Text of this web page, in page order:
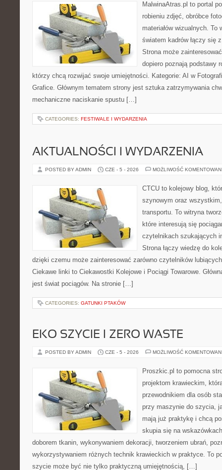
MalwinaAtras.pl to portal
robieniu zdjęć, obróbce
materiałów wizualnych.
światem kadrów łączy się
Strona może
dopiero poznają podstawy
którzy chcą rozwijać swoje umiejętności. Kategorie: AI w
Grafice. Głównym tematem strony jest sztuka zatrzymywania
mechaniczne naciskanie spustu […]
CATEGORIES: FESTIWALE I WYDARZENIA
AKTUALNOŚCI I WYDARZENIA
POSTED BY ADMIN CZE - 5 - 2026 MOŻLIWOŚĆ
CTCU to kolejowy blog,
szynowym oraz
transportu. To witryna
które interesują się
czytelnikach szukających
Strona łączy wiedzę do
dzięki czemu może zainteresować zarówno czytelników
Ciekawe linki to Ciekawostki Kolejowe i Pociągi Towarowe.
jest świat pociągów. Na stronie […]
CATEGORIES: GATUNKI PTAKÓW
EKO SZYCIE I ZERO WASTE
POSTED BY ADMIN CZE - 5 - 2026 MOŻLIWOŚĆ
Proszkic.pl to pomocna
projektom krawieckim,
przewodnikiem dla osób
przy maszynie do szycia,
mają już praktykę i chcą
skupia się na
doborem tkanin, wykonywaniem dekoracji, tworzeniem ubrań,
wykorzystywaniem różnych technik krawieckich w praktyce. To
szycie może być nie tylko praktyczną umiejętnością, […]